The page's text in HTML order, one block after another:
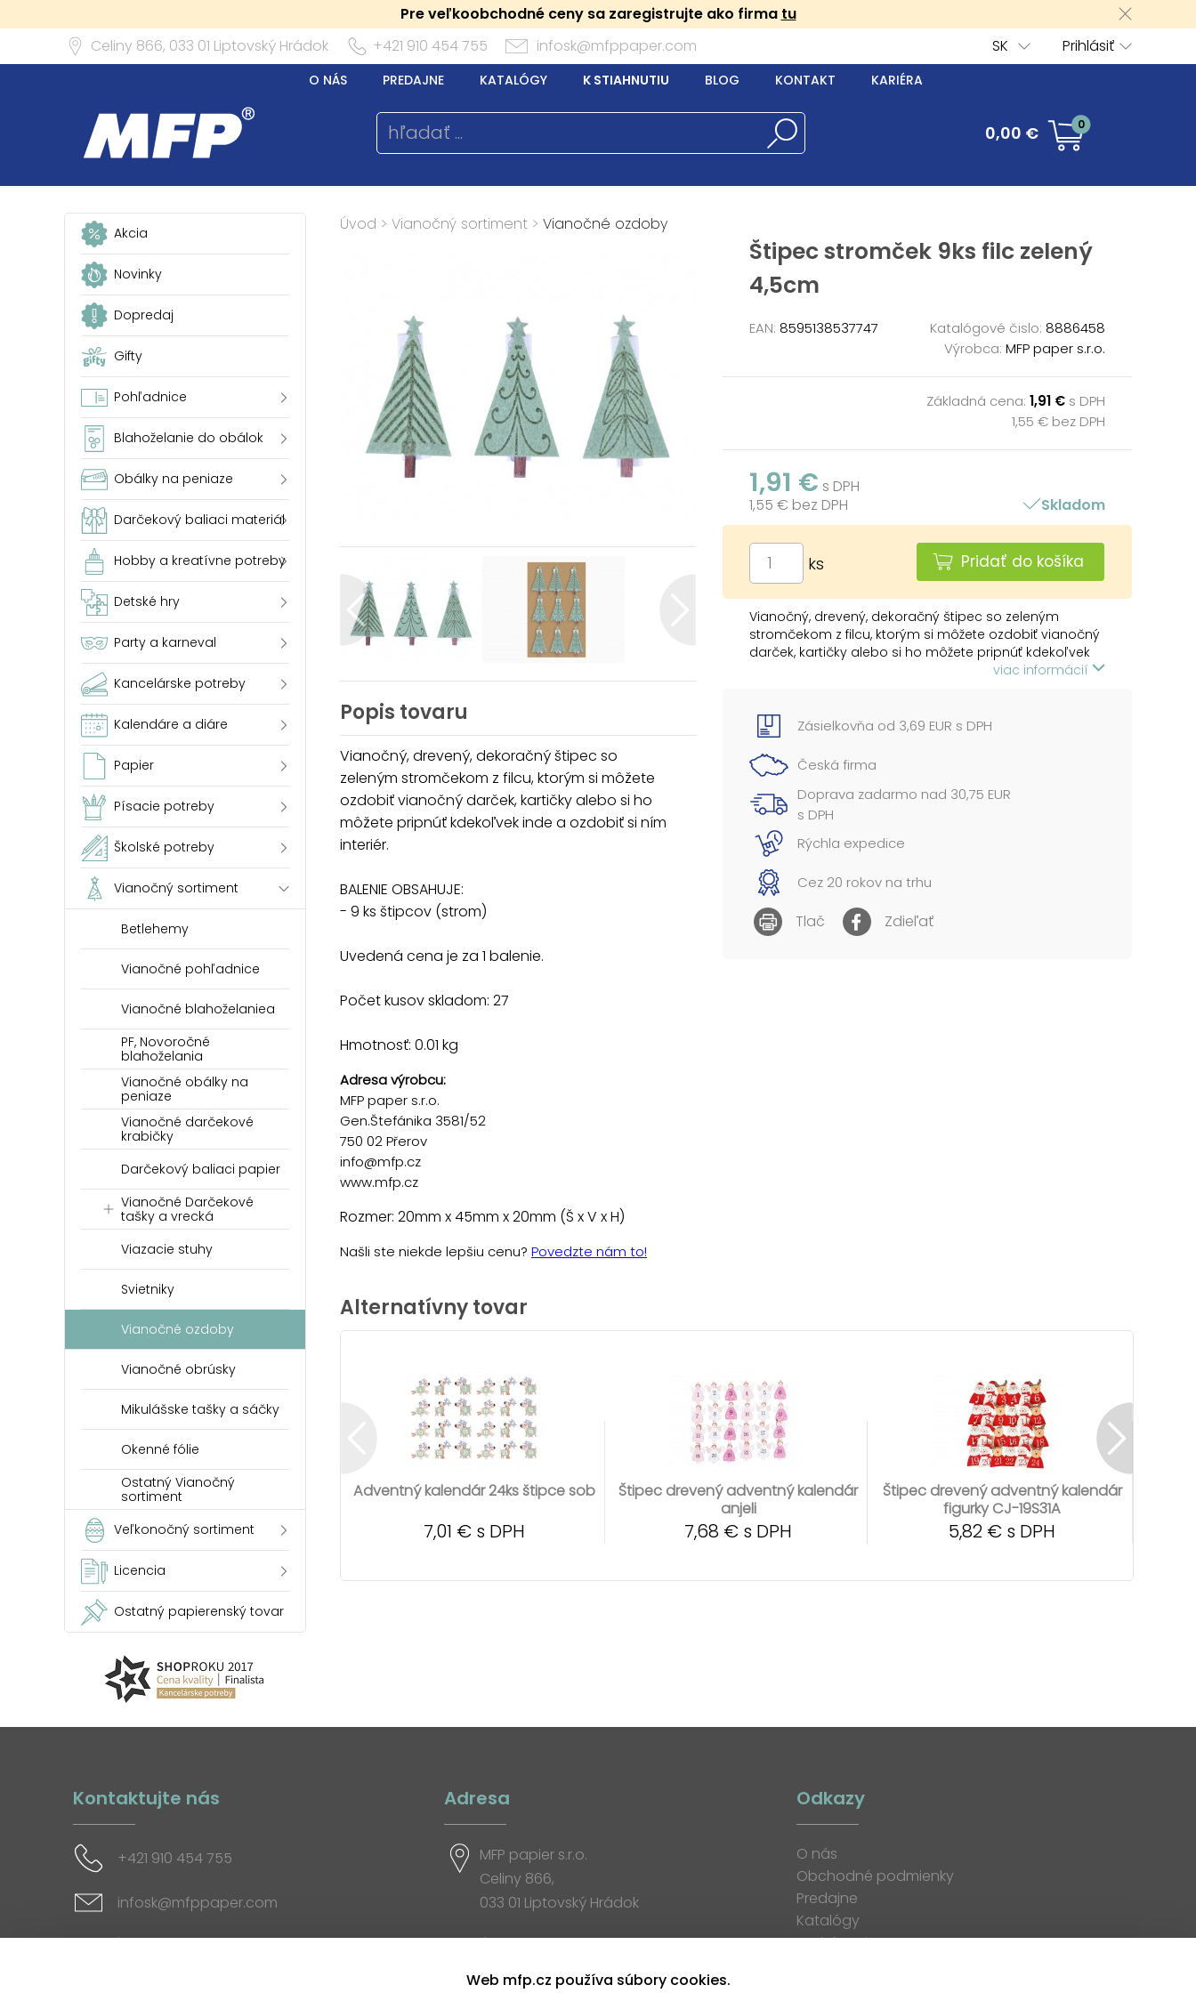
Pre veľkoobchodné ceny sa zaregistrujte ako firma tu
Celiny 866, 033 01 Liptovský Hrádok +421 910 454 755 infosk@mfppaper.com Prihlásiť
SK
O NÁS PREDAJNE KATALÓGY K STIAHNUTIU BLOG KONTAKT KARIÉRA
0,00 € 0
Akcia
Novinky
Dopredaj
Gifty
Pohľadnice
Blahoželanie do obálok
Obálky na peniaze
Darčekový baliaci materiál
Hobby a kreatívne potreby
Detské hry
Party a karneval
Kancelárske potreby
Kalendáre a diáre
Papier
Písacie potreby
Školské potreby
Vianočný sortiment
Betlehemy
Vianočné pohľadnice
Vianočné blahoželaniea
PF, Novoročné
blahoželania
Vianočné obálky na
peniaze
Vianočné darčekové
krabičky
Darčekový baliaci papier
Vianočné Darčekové
tašky a vrecká
Viazacie stuhy
Svietniky
Vianočné ozdoby
Vianočné obrúsky
Mikulášske tašky a sáčky
Okenné fólie
Ostatný Vianočný
sortiment
Veľkonočný sortiment
Licencia
Ostatný papierenský tovar
Úvod > Vianočný sortiment > Vianočné ozdoby
Štipec stromček 9ks filc zelený
4,5cm
EAN: 8595138537747 Katalógové čislo: 8886458
Výrobca: MFP paper s.r.o.
Základná cena: 1,91 € s DPH
1,55 € bez DPH
1,91 € s DPH
1,55 € bez DPH
Skladom
ks Pridať do košíka
Vianočný, drevený, dekoračný štipec so zeleným
stromčekom z filcu, ktorým si môžete ozdobiť vianočný
darček, kartičky alebo si ho môžete pripnúť kdekoľvek
- 9 ks štipcov (strom)
Uvedená cena je za 1 balenie....
viac informácií
Popis tovaru
Vianočný, drevený, dekoračný štipec so
zeleným stromčekom z filcu, ktorým si môžete
ozdobiť vianočný darček, kartičky alebo si ho
môžete pripnúť kdekoľvek inde a ozdobiť si ním
interiér.
BALENIE OBSAHUJE:
- 9 ks štipcov (strom)
Uvedená cena je za 1 balenie.
Počet kusov skladom: 27
Hmotnosť: 0.01 kg
Adresa výrobcu:
MFP paper s.r.o.
Gen.Štefánika 3581/52
750 02 Přerov
info@mfp.cz
www.mfp.cz
Rozmer: 20mm x 45mm x 20mm (Š x V x H)
Našli ste niekde lepšiu cenu? Povedzte nám to!
Zásielkovňa od 3,69 EUR s DPH
Česká firma
Doprava zadarmo nad 30,75 EUR
s DPH
Rýchla expedice
Cez 20 rokov na trhu
Tlač Zdieľať
Alternatívny tovar
Adventný kalendár 24ks štipce sob
7,01 € s DPH
Štipec drevený adventný kalendár
anjeli
7,68 € s DPH
Štipec drevený adventný kalendár
figurky CJ-19S31A
5,82 € s DPH
Kontaktujte nás
+421 910 454 755
infosk@mfppaper.com
Sociálne siete
Adresa
MFP papier s.r.o.
Celiny 866,
033 01 Liptovský Hrádok
Otváracia doba
Odkazy
O nás
Obchodné podmienky
Predajne
Katalógy
K stiahnutiu
Web mfp.cz používa súbory cookies.